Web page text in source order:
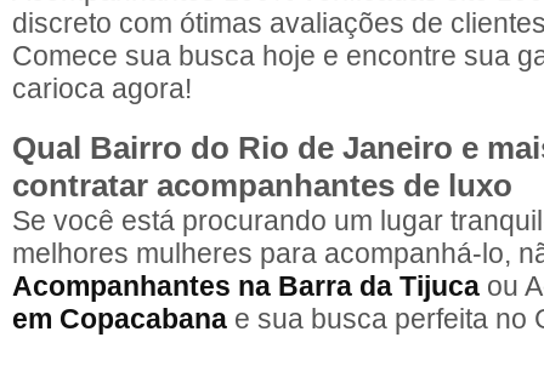
discreto com ótimas avaliações de
Comece sua busca hoje e encontre sua
carioca agora!
Qual Bairro do Rio de Janeiro e
contratar acompanhantes de luxo
Se você está procurando um lugar
melhores mulheres para acompanhá-lo,
Acompanhantes na Barra da Tijuca ou A
em Copacabana e sua busca perfeita no